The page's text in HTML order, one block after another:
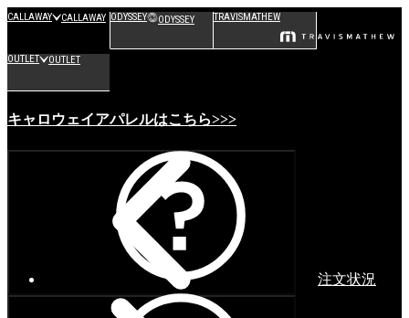
CALLAWAY CALLAWAY ODYSSEY ODYSSEY TRAVISMATHEW
OUTLET OUTLET
キャロウェイアパレルはこちら>>>
注文状況